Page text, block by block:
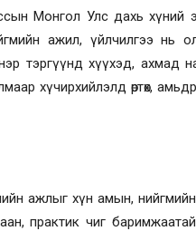
Монгол Улс дахь хүний
ажил, үйлчилгээ нь
тэргүүнд хүүхэд, ахмад
хүчирхийлэлд өртөх, амьд
ажлыг хүн амын,
практик чиг